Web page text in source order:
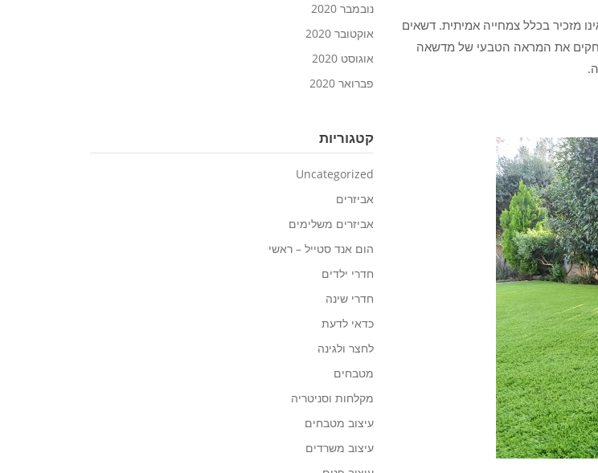
מזכיר בכלל צמחייה אמיתית. דשאים
המחקים את המראה הטבעי של מדשאה
נובמבר 2020
אוקטובר 2020
אוגוסט 2020
פברואר 2020
קטגוריות
Uncategorized
אביזרים
אביזרים משלימים
הום אנד סטייל – ראשי
חדרי ילדים
חדרי שינה
כדאי לדעת
לחצר ולגינה
מטבחים
מקלחות וסניטריה
עיצוב מטבחים
עיצוב משרדים